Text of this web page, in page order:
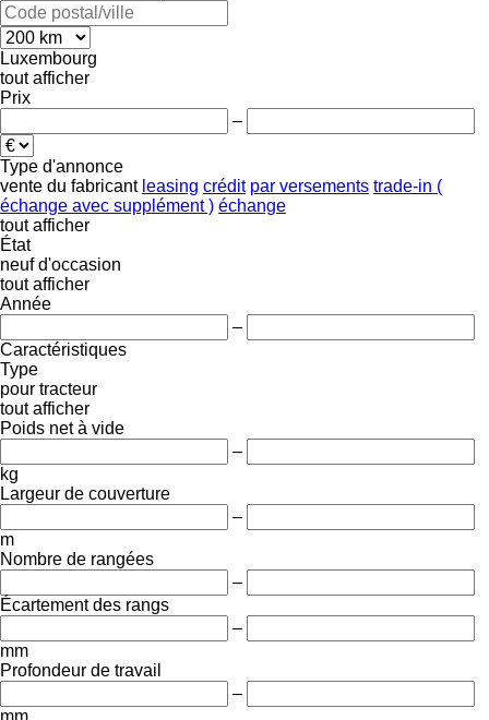
Luxembourg
tout afficher
Prix
–
Type d'annonce
vente du fabricant leasing crédit par versements trade-in (
échange avec supplément ) échange
tout afficher
État
neuf d'occasion
tout afficher
Année
–
Caractéristiques
Type
pour tracteur
tout afficher
Poids net à vide
–
kg
Largeur de couverture
–
m
Nombre de rangées
–
Écartement des rangs
–
mm
Profondeur de travail
–
mm